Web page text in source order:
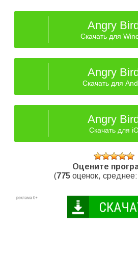
Angry
Скачать для
Angry
Скачать для
Angry
Скачать для
Оцените
(775 оценок, среднее: